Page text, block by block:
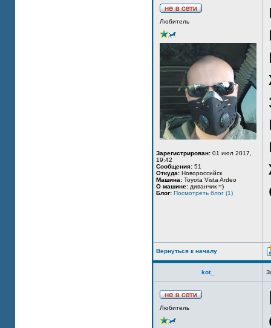
Любитель
Зарегистрирован: 01 июл 2017,
19:42
Сообщения: 51
Откуда: Новороссийск
Машина: Toyota Vista Ardeo
О машине: диванчик =)
Блог: Посмотреть блог (1)
Вернуться к началу
kot_
Любитель